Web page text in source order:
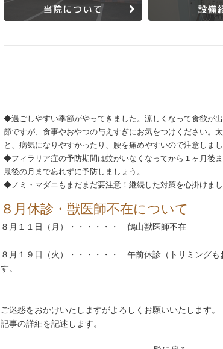
◆過ごしやすい季節がやってきました。涼しくなって食欲が
節ですが、食事やおやつの与えすぎにお気をつけください。
と、病気になりやすかったり、腰を痛めやすいので注意しまし
◆フィラリア症の予防期間は蚊がいなくなってから１ヶ月後ま
最後の月まで忘れずに予防しましょう。
◆ノミ・マダニもまだまだ要注意！継続した対策を心掛けまし
８月休診・獣医師不在について
８月１１日（月）・・・・・・ 鶴山獣医師不在
８月１９日（火）・・・・・・ 午前休診（トリミング
す。
ご迷惑をおかけいたしますがよろしくお願いいたします。
記事の詳細を記述します。